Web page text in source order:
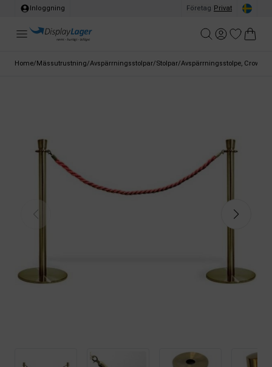
Inloggning Företag Privat
Home/Mässutrustning/Avspärrningsstolpar/Stolpar/Avspärrningsstolpe, Crowd